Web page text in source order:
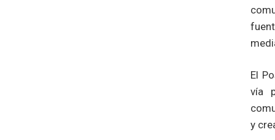
El
vía
y